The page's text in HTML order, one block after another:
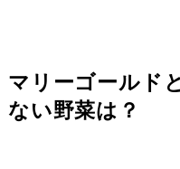
マリーゴールド
ない野菜は？